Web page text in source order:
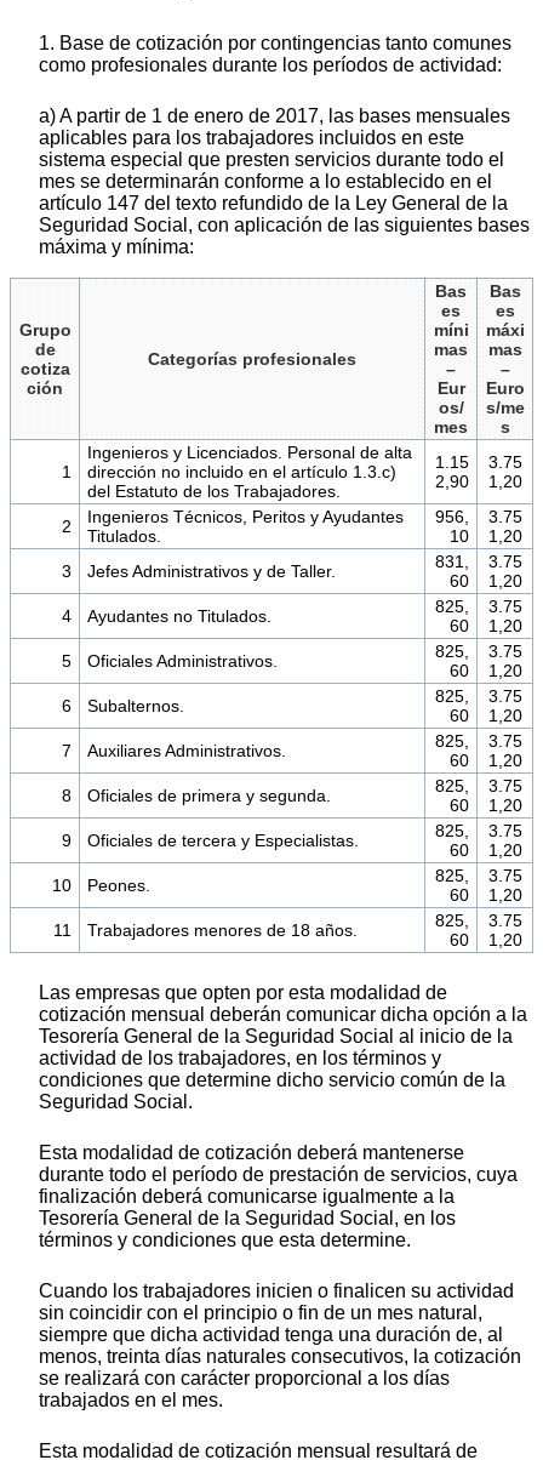
1. Base de cotización por contingencias tanto comunes
como profesionales durante los períodos de actividad:
a) A partir de 1 de enero de 2017, las bases mensuales
aplicables para los trabajadores incluidos en este
sistema especial que presten servicios durante todo el
mes se determinarán conforme a lo establecido en el
artículo 147 del texto refundido de la Ley General de la
Seguridad Social, con aplicación de las siguientes bases
máxima y mínima:
Grupo
de
cotiza
ción
Categorías profesionales
Bas
es
míni
mas
–
Eur
os/
mes
Bas
es
máxi
mas
–
Euro
s/me
s
1
Ingenieros y Licenciados. Personal de alta
dirección no incluido en el artículo 1.3.c)
del Estatuto de los Trabajadores.
1.15
2,90
3.75
1,20
2
Ingenieros Técnicos, Peritos y Ayudantes
Titulados.
956,
10
3.75
1,20
3
Jefes Administrativos y de Taller.
831,
60
3.75
1,20
4
Ayudantes no Titulados.
825,
60
3.75
1,20
5
Oficiales Administrativos.
825,
60
3.75
1,20
6
Subalternos.
825,
60
3.75
1,20
7
Auxiliares Administrativos.
825,
60
3.75
1,20
8
Oficiales de primera y segunda.
825,
60
3.75
1,20
9
Oficiales de tercera y Especialistas.
825,
60
3.75
1,20
10
Peones.
825,
60
3.75
1,20
11
Trabajadores menores de 18 años.
825,
60
3.75
1,20
Las empresas que opten por esta modalidad de
cotización mensual deberán comunicar dicha opción a la
Tesorería General de la Seguridad Social al inicio de la
actividad de los trabajadores, en los términos y
condiciones que determine dicho servicio común de la
Seguridad Social.
Esta modalidad de cotización deberá mantenerse
durante todo el período de prestación de servicios, cuya
finalización deberá comunicarse igualmente a la
Tesorería General de la Seguridad Social, en los
términos y condiciones que esta determine.
Cuando los trabajadores inicien o finalicen su actividad
sin coincidir con el principio o fin de un mes natural,
siempre que dicha actividad tenga una duración de, al
menos, treinta días naturales consecutivos, la cotización
se realizará con carácter proporcional a los días
trabajados en el mes.
Esta modalidad de cotización mensual resultará de